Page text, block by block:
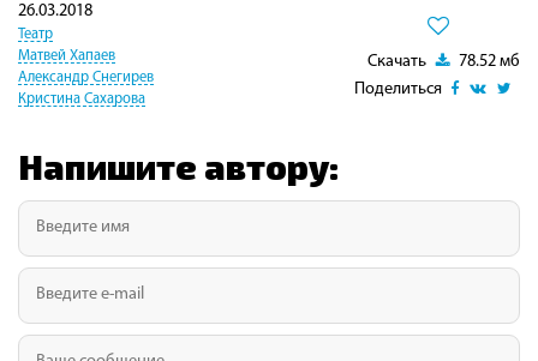
Скачать
78.52 мб
Поделиться
26.03.2018
Театр
Матвей Хапаев
Александр Снегирев
Кристина Сахарова
Напишите автору: